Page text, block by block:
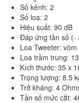
Số kênh: 2
Số loa: 2
Hiệu suất: 90 dB
Đáp ứng tần số (-
Loa Tweeter: vòm
Loa trầm trung:
Kích thước: 35 x
Trọng lượng: 8.5
Trở kháng: 4
Tần số mức cắt: